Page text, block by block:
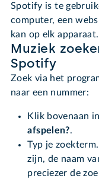
Spotify is te
computer, een
kan op elk apparaat.
Muziek
Spotify
Zoek via het
naar een nummer:
Klik bovenaan
afspelen?.
Typ je
zijn, de naam
preciezer de